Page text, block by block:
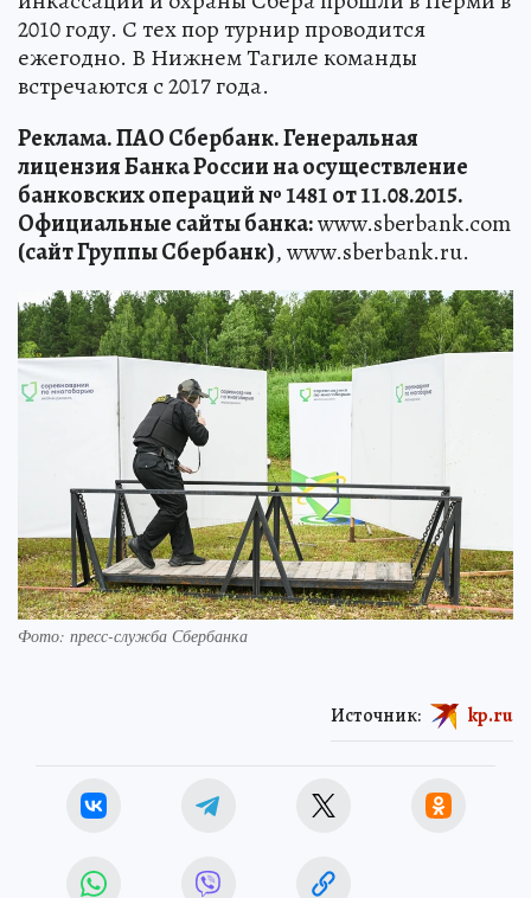
2010 году. С тех пор турнир проводится
ежегодно. В Нижнем Тагиле команды
встречаются с 2017 года.
Реклама. ПАО Сбербанк. Генеральная
лицензия Банка России на осуществление
банковских операций № 1481 от 11.08.2015.
Официальные сайты банка:www.sberbank.com
(сайт Группы Сбербанк), www.sberbank.ru.
Фото: пресс-служба Сбербанка
Источник: kp.ru